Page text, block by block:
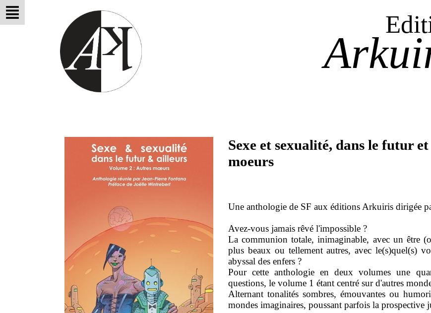
Sexe et sexualité, dans le futur
moeurs
Une anthologie de SF aux éditions Arkuiris dirigée
Avez-vous jamais rêvé l'impossible ?
La communion totale, inimaginable, avec un être
plus beaux ou tellement autres, avec le(s)quel(s)
abyssal des enfers ?
Pour cette anthologie en deux volumes une
questions, le volume 1 étant centré sur d'autres
Alternant tonalités sombres, émouvantes ou
mondes imaginaires, poussant parfois la prospective